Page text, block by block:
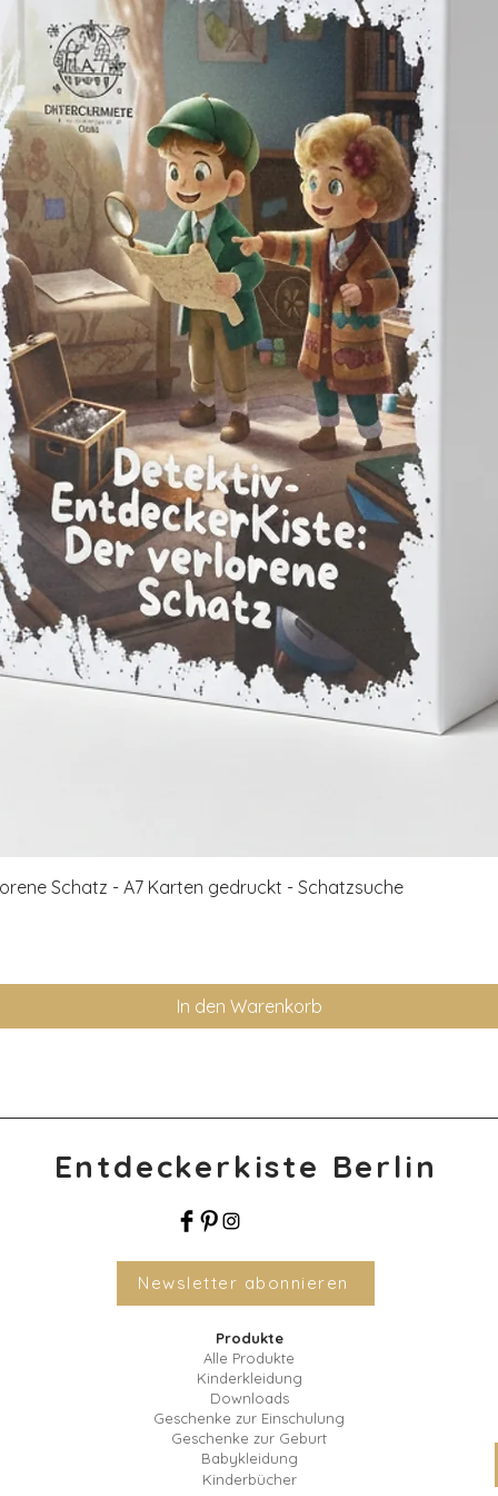
Schnellansicht
Schatz - A7 Karten gedruckt - Schatzsuche
In den Warenkorb
Entdeckerkiste Berlin
Newsletter abonnieren
Produkte
Alle Produkte
Kinderkleidung
Downloads
Geschenke zur Einschulung
Geschenke zur Geburt
Babykleidung
Kinderbücher